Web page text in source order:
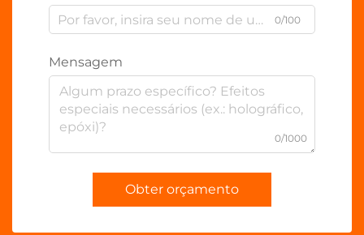
0/100
Mensagem
0/1000
Obter orçamento